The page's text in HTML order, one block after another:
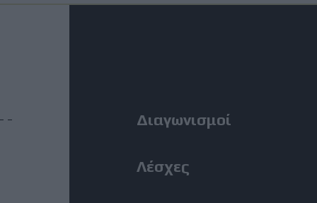
Διαγωνισμοί
Λέσχες